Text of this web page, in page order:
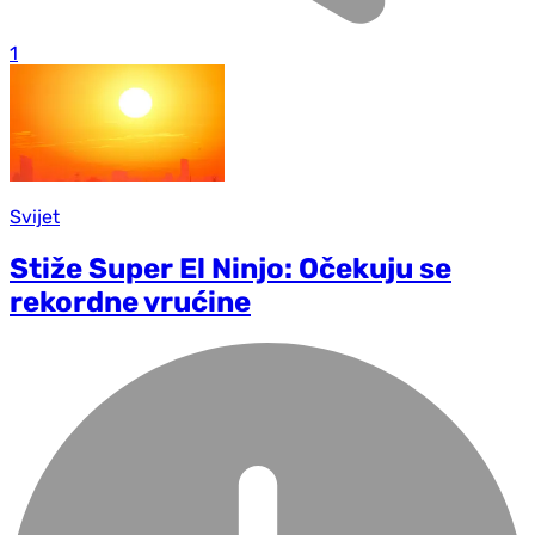
1
Svijet
Stiže Super El Ninjo: Očekuju se
rekordne vrućine